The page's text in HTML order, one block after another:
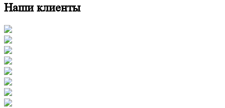
Наши клиенты